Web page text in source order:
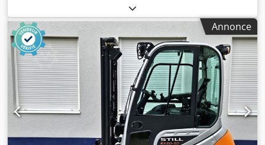
performances maximales. Cette série inclut toutes les
principales caractéristiques des chargeurs HF en termes
d’efficacité, de facteur de puissance, de ventilation, de
structure interne (3 compartiments dédiés) et de flexibilité
générale. Une interface numérique intégrée, dotée d’un
écran OLED et d’un port USB intégré, permet un accès
optimal et simplifié aux paramètres de charge, aux
diagnostics et aux rapports de données. Principales
caractéristiques Tension d’alimentation AC : 480 Vca (3ph)
50-60 Hz / 600 Vca (3ph) 50-60 Hz Affichage : Écran
OLED/LCD, 4 LED et 4 touches de contrôle Réglage : via
l’écran OLED : courant, capacité et 7 courbes de charge
Annonce